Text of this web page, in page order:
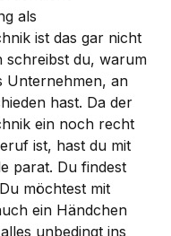
als
ist das gar nicht
schreibst du, warum
Unternehmen, an
hast. Da der
ein noch recht
ist, hast du mit
parat. Du findest
möchtest mit
ein Händchen
unbedingt ins